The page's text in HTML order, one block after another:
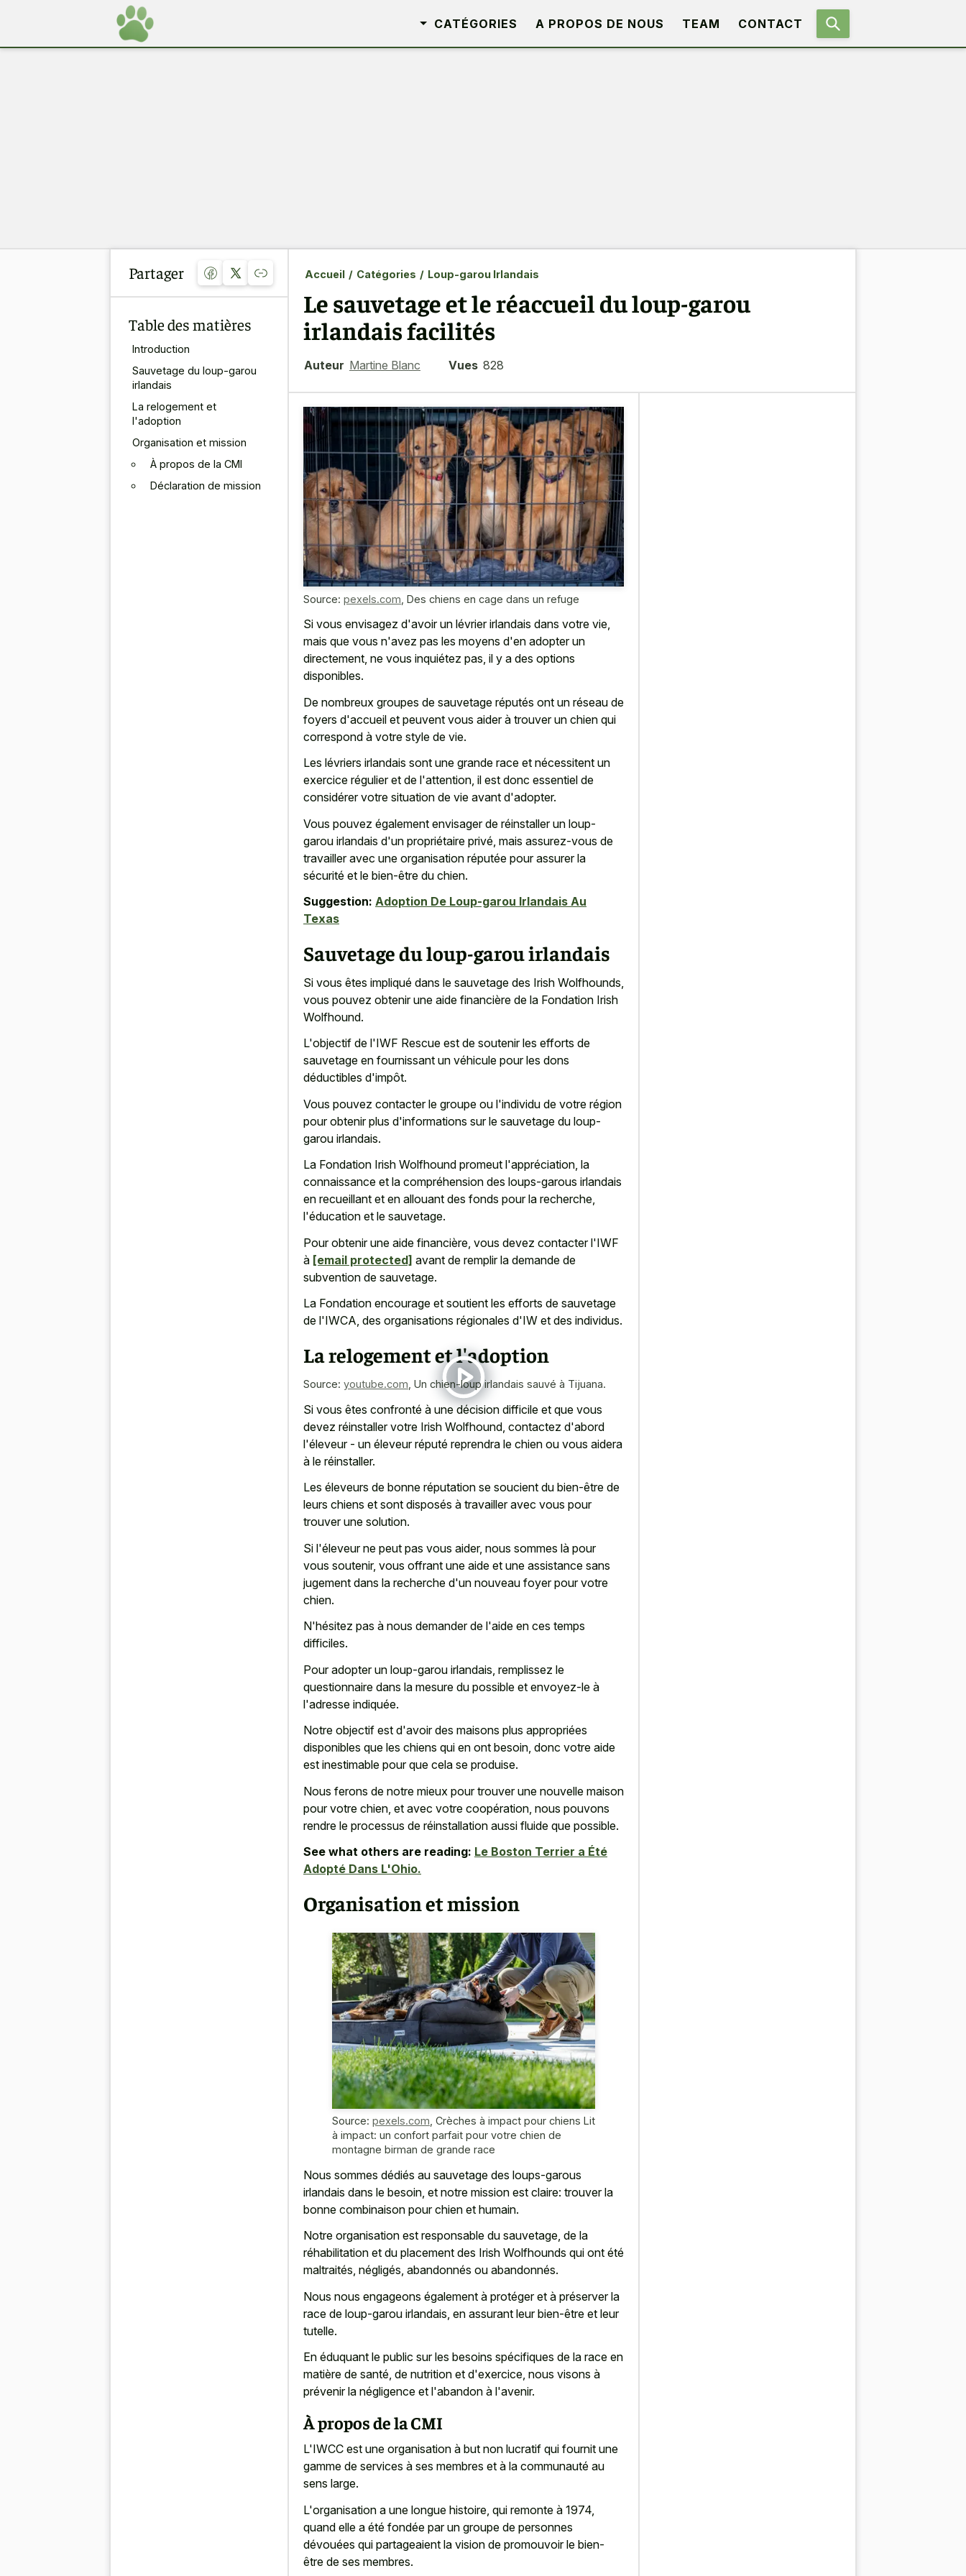
CATÉGORIES A PROPOS DE NOUS TEAM CONTACT
Partager
Table des matières
Introduction
Sauvetage du loup-garou
irlandais
La relogement et
l'adoption
Organisation et mission
À propos de la CMI
Déclaration de mission
Accueil / Catégories / Loup-garou Irlandais
Le sauvetage et le réaccueil du loup-garou
irlandais facilités
Auteur Martine Blanc Vues 828
Source: pexels.com Des chiens en cage dans un refuge
Si vous envisagez d'avoir un lévrier irlandais dans votre vie,
mais que vous n'avez pas les moyens d'en adopter un
directement, ne vous inquiétez pas, il y a des options
disponibles.
De nombreux groupes de sauvetage réputés ont un réseau de
foyers d'accueil et peuvent vous aider à trouver un chien qui
correspond à votre style de vie.
Les lévriers irlandais sont une grande race et nécessitent un
exercice régulier et de l'attention, il est donc essentiel de
considérer votre situation de vie avant d'adopter.
Vous pouvez également envisager de réinstaller un loup-
garou irlandais d'un propriétaire privé, mais assurez-vous de
travailler avec une organisation réputée pour assurer la
sécurité et le bien-être du chien.
Suggestion: Adoption De Loup-garou Irlandais Au
Texas
Sauvetage du loup-garou irlandais
Si vous êtes impliqué dans le sauvetage des Irish Wolfhounds,
vous pouvez obtenir une aide financière de la Fondation Irish
Wolfhound.
L'objectif de l'IWF Rescue est de soutenir les efforts de
sauvetage en fournissant un véhicule pour les dons
déductibles d'impôt.
Vous pouvez contacter le groupe ou l'individu de votre région
pour obtenir plus d'informations sur le sauvetage du loup-
garou irlandais.
La Fondation Irish Wolfhound promeut l'appréciation, la
connaissance et la compréhension des loups-garous irlandais
en recueillant et en allouant des fonds pour la recherche,
l'éducation et le sauvetage.
Pour obtenir une aide financière, vous devez contacter l'IWF
à [email protected] avant de remplir la demande de
subvention de sauvetage.
La Fondation encourage et soutient les efforts de sauvetage
de l'IWCA, des organisations régionales d'IW et des individus.
La relogement et l'adoption
Source: youtube.com Un chien-loup irlandais sauvé à Tijuana.
Si vous êtes confronté à une décision difficile et que vous
devez réinstaller votre Irish Wolfhound, contactez d'abord
l'éleveur - un éleveur réputé reprendra le chien ou vous aidera
à le réinstaller.
Les éleveurs de bonne réputation se soucient du bien-être de
leurs chiens et sont disposés à travailler avec vous pour
trouver une solution.
Si l'éleveur ne peut pas vous aider, nous sommes là pour
vous soutenir, vous offrant une aide et une assistance sans
jugement dans la recherche d'un nouveau foyer pour votre
chien.
N'hésitez pas à nous demander de l'aide en ces temps
difficiles.
Pour adopter un loup-garou irlandais, remplissez le
questionnaire dans la mesure du possible et envoyez-le à
l'adresse indiquée.
Notre objectif est d'avoir des maisons plus appropriées
disponibles que les chiens qui en ont besoin, donc votre aide
est inestimable pour que cela se produise.
Nous ferons de notre mieux pour trouver une nouvelle maison
pour votre chien, et avec votre coopération, nous pouvons
rendre le processus de réinstallation aussi fluide que possible.
See what others are reading: Le Boston Terrier a Été
Adopté Dans L'Ohio.
Organisation et mission
Source: pexels.com Crèches à impact pour chiens Lit
à impact: un confort parfait pour votre chien de
montagne birman de grande race
Nous sommes dédiés au sauvetage des loups-garous
irlandais dans le besoin, et notre mission est claire: trouver la
bonne combinaison pour chien et humain.
Notre organisation est responsable du sauvetage, de la
réhabilitation et du placement des Irish Wolfhounds qui ont été
maltraités, négligés, abandonnés ou abandonnés.
Nous nous engageons également à protéger et à préserver la
race de loup-garou irlandais, en assurant leur bien-être et leur
tutelle.
En éduquant le public sur les besoins spécifiques de la race en
matière de santé, de nutrition et d'exercice, nous visons à
prévenir la négligence et l'abandon à l'avenir.
À propos de la CMI
L'IWCC est une organisation à but non lucratif qui fournit une
gamme de services à ses membres et à la communauté au
sens large.
L'organisation a une longue histoire, qui remonte à 1974,
quand elle a été fondée par un groupe de personnes
dévouées qui partageaient la vision de promouvoir le bien-
être de ses membres.